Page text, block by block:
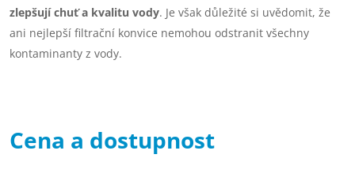
zlepšují chuť a kvalitu vody. Je však důležité si uvědomit, že
ani nejlepší filtrační konvice nemohou odstranit všechny
kontaminanty z vody.
Cena a dostupnost